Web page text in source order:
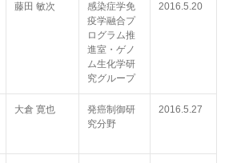
藤田 敏次
感染症学免
疫学融合プ
ログラム推
進室・ゲノ
ム生化学研
究グループ
2016.5.20
大倉 寛也
発癌制御研
究分野
2016.5.27